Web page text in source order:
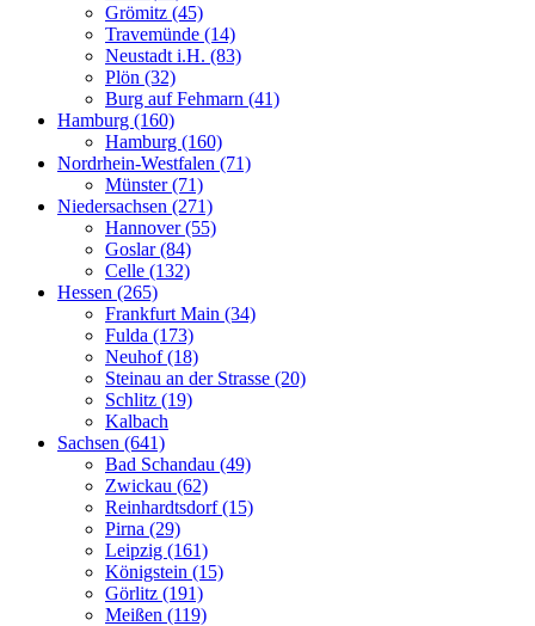
Grömitz (45)
Travemünde (14)
Neustadt i.H. (83)
Plön (32)
Burg auf Fehmarn (41)
Hamburg (160)
Hamburg (160)
Nordrhein-Westfalen (71)
Münster (71)
Niedersachsen (271)
Hannover (55)
Goslar (84)
Celle (132)
Hessen (265)
Frankfurt Main (34)
Fulda (173)
Neuhof (18)
Steinau an der Strasse (20)
Schlitz (19)
Kalbach
Sachsen (641)
Bad Schandau (49)
Zwickau (62)
Reinhardtsdorf (15)
Pirna (29)
Leipzig (161)
Königstein (15)
Görlitz (191)
Meißen (119)